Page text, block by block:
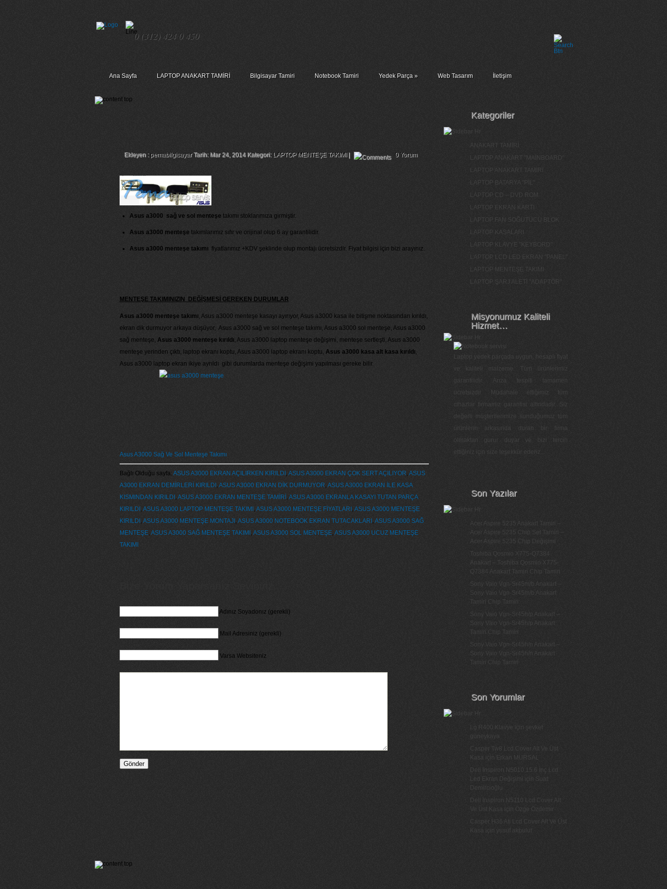
0 (312) 424 0 450
Ana Sayfa LAPTOP ANAKART TAMİRİ Bilgisayar Tamiri Notebook Tamiri Yedek Parça» Web Tasarım İletişim
Ekleyen : pemabilgisayarTarih: Mar 24, 2014 Kategori: LAPTOP MENTEŞE TAKIMI| 0 Yorum
Asus a3000 sağ ve sol menteşe takımı stoklarımıza girmiştir.
Asus a3000 menteşe takımlarımız sıfır ve orijinal olup 6 ay garantilidir.
Asus a3000 menteşe takımıfiyatlarımız +KDV şeklinde olup montajı ücretsizdir. Fiyat bilgisi için bizi arayınız.
MENTEŞE TAKIMINIZIN DEĞİŞMESİ GEREKEN DURUMLAR
Asus a3000 menteşe takımı, Asus a3000 menteşe kasayı ayırıyor, Asus a3000 kasa ile bitişme noktasından kırıldı,
ekran dik durmuyor arkaya düşüyor, Asus a3000 sağ ve sol menteşe takımı, Asus a3000 sol menteşe, Asus a3000
sağ menteşe, Asus a3000 menteşe kırıldı, Asus a3000 laptop menteşe değişimi, menteşe sertleşti, Asus a3000
menteşe yerinden çıktı, laptop ekranı koptu, Asus a3000 laptop ekranı koptu, Asus a3000 kasa alt kasa kırıldı,
Asus a3000 laptop ekran ikiye ayrıldı gibi durumlarda menteşe değişimi yapılması gereke bilir.
Asus A3000 Sağ Ve Sol Menteşe Takımı
Bağlı Olduğu sayfa: ASUS A3000 EKRAN AÇILIRKEN KIRILDI , ASUS A3000 EKRAN ÇOK SERT AÇILIYOR, ASUS
A3000 EKRAN DEMİRLERİ KIRILDI , ASUS A3000 EKRAN DİK DURMUYOR, ASUS A3000 EKRAN İLE KASA
KISMINDAN KIRILDI , ASUS A3000 EKRAN MENTEŞE TAMİRİ , ASUS A3000 EKRANLA KASAYI TUTAN PARÇA
KIRILDI , ASUS A3000 LAPTOP MENTEŞE TAKIMI , ASUS A3000 MENTEŞE FİYATLARI , ASUS A3000 MENTEŞE
KIRILDI , ASUS A3000 MENTEŞE MONTAJI , ASUS A3000 NOTEBOOK EKRAN TUTACAKLARI , ASUS A3000 SAĞ
MENTEŞE, ASUS A3000 SAĞ MENTEŞE TAKIMI , ASUS A3000 SOL MENTEŞE, ASUS A3000 UCUZ MENTEŞE
TAKIMI
Adınız Soyadonız (gerekli)
Mail Adresiniz (gerekli)
Varsa Websiteniz
Kategoriler
ANAKART TAMİRİ
LAPTOP ANAKART "MAİNBOARD"
LAPTOP ANAKART TAMİRİ
LAPTOP BATARYA "PİL"
LAPTOP CD – DVD ROM
LAPTOP EKRAN KARTI
LAPTOP FAN SOĞUTUCU BLOK
LAPTOP KASALARI
LAPTOP KLAVYE "KEYBORD"
LAPTOP LCD LED EKRAN "PANEL"
LAPTOP MENTEŞE TAKIMI
LAPTOP ŞARJ ALETİ "ADAPTÖR"
Misyonumuz Kaliteli
Hizmet…
Laptop yedek parçada uygun, hesaplı fiyat
ve kaliteli malzeme. Tüm ürünlerimiz
garantilidir. Arıza tespiti tamamen
ücretsizdir. Müdahale ettiğimiz tüm
cihazlar firmamız garantisi altındadır. Siz
değerli müşterilerimize sunduğumuz tüm
ürünlerin arkasında duran bir firma
olmaktan gurur duyar ve bizi tercih
ettiğiniz için size teşekkür ederiz...
Son Yazılar
Acer Aspire 5235 Anakart Tamiri –
Acer Aspire 5235 Chip Set Tamiri –
Acer Aspire 5235 Chip Değişimi
Toshiba Qosmio X775-Q7384
Anakart – Toshiba Qosmio X775-
Q7384 Anakart Tamiri Chip Tamiri
Sony Vaio Vgn-Sr45m/b Anakart –
Sony Vaio Vgn-Sr45m/b Anakart
Tamiri Chip Tamiri
Sony Vaio Vgn-Sr45h/p Anakart –
Sony Vaio Vgn-Sr45h/p Anakart
Tamiri Chip Tamiri
Sony Vaio Vgn-Sr45h/n Anakart –
Sony Vaio Vgn-Sr45h/n Anakart
Tamiri Chip Tamiri
Son Yorumlar
Lg R400 Klavye için
şevket
güneykaya
Casper Tw8 Lcd Cover Alt Ve Üst
Kasa
için
Erkan MURSAL
Dell Inspiron N5010 15.6 İnç Lcd
Led Ekran Değişimi
Suat
Demircioğlu
Dell İnspiron N5110 Lcd Cover Alt
Ve Üst Kasa
için
Özge Özdemir
Casper H36 Ati Lcd Cover Alt Ve Üst
Kasa
için yusuf akbulut